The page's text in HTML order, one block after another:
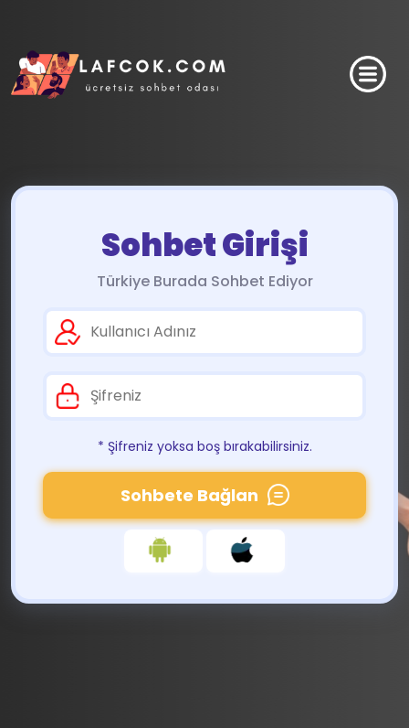
Sohbet Girişi
Türkiye Burada Sohbet Ediyor
* Şifreniz yoksa boş bırakabilirsiniz.
Sohbete Bağlan